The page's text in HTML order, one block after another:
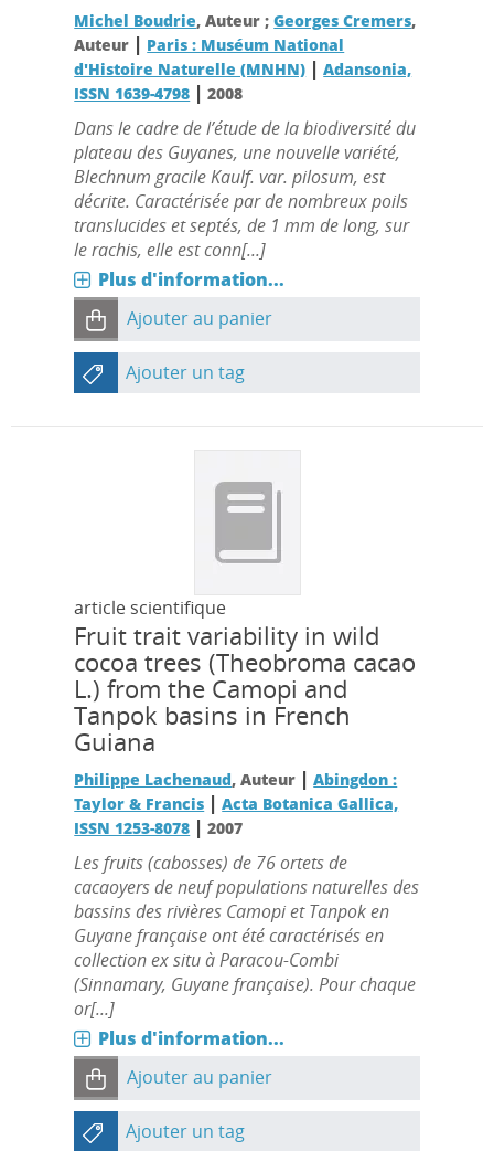
Michel Boudrie, Auteur ;Georges Cremers,
Auteur | Paris : Muséum National
d'Histoire Naturelle (MNHN) |Adansonia,
ISSN 1639-4798 |2008
Dans le cadre de l’étude de la biodiversité du
plateau des Guyanes, une nouvelle variété,
Blechnum gracile Kaulf. var. pilosum, est
décrite. Caractérisée par de nombreux poils
translucides et septés, de 1 mm de long, sur
le rachis, elle est conn[...]
Plus d'information...
Ajouter au panier
Ajouter un tag
article scientifique
Fruit trait variability in wild
cocoa trees (Theobroma cacao
L.) from the Camopi and
Tanpok basins in French
Guiana
Philippe Lachenaud, Auteur |Abingdon :
Taylor & Francis |Acta Botanica Gallica,
ISSN 1253-8078 |2007
Les fruits (cabosses) de 76 ortets de
cacaoyers de neuf populations naturelles des
bassins des rivières Camopi et Tanpok en
Guyane française ont été caractérisés en
collection ex situ à Paracou-Combi
(Sinnamary, Guyane française). Pour chaque
or[...]
Plus d'information...
Ajouter au panier
Ajouter un tag